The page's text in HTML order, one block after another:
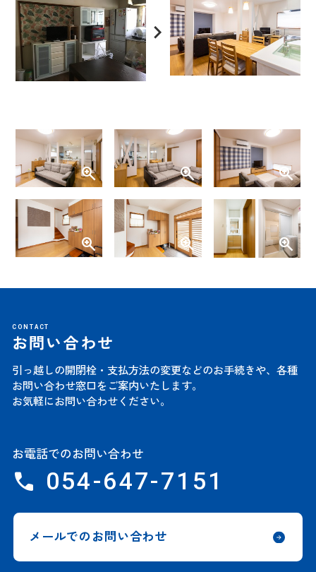
CONTACT
お問い合わせ
引っ越しの開閉栓・支払方法の変更などのお手続きや、各種
お問い合わせ窓口をご案内いたします。
お気軽にお問い合わせください。
お電話でのお問い合わせ
054-647-7151
メールでのお問い合わせ